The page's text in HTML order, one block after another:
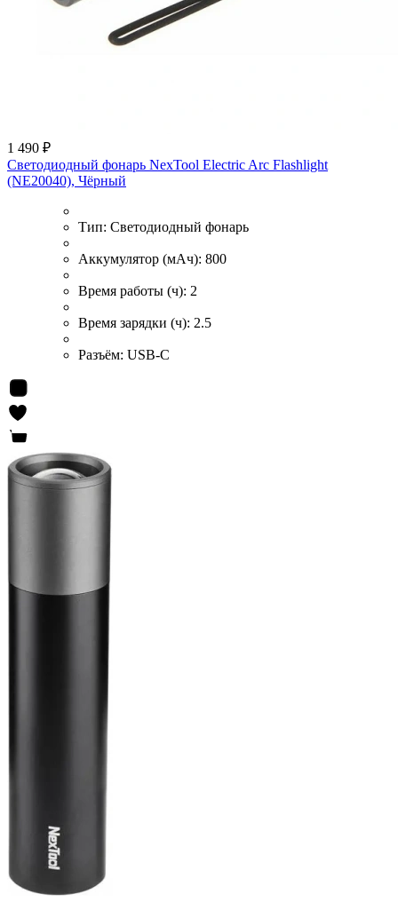
1 490 ₽
Светодиодный фонарь NexTool Electric Arc Flashlight
(NE20040), Чёрный
Тип: Светодиодный фонарь
Аккумулятор (мАч): 800
Время работы (ч): 2
Время зарядки (ч): 2.5
Разъём: USB-C